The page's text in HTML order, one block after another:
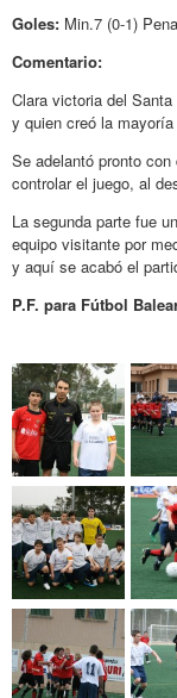
Goles: Min.7 (0-1)
Comentario:
Clara victoria del
y quien creó la
Se adelantó pronto
controlar el juego, al
La segunda parte fue
equipo visitante por
y aquí se acabó el
P.F. para Fútbol